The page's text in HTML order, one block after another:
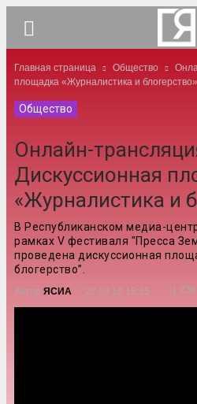
Главная страница Общество
площадка «Журналистика и блогерство»
Общество
Онлайн-
Дискуссионная
«Журналистика и
В Республиканском медиа-
рамках V фестиваля "Пресса
проведена дискуссионная
блогерство”.
Автор ЯСИА - 22.03.18 15:25 236